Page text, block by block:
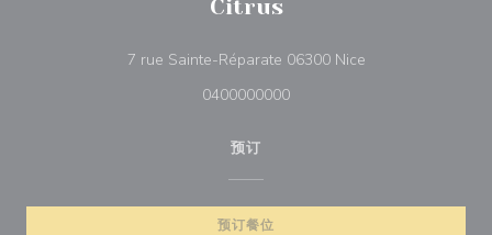
Citrus
7 rue Sainte-Réparate 06300 Nice((在新窗口中打开))
0400000000
预订
预订餐位